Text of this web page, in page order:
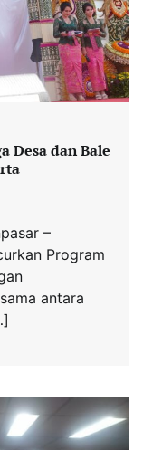
Desa dan Bale
–
Program
antara